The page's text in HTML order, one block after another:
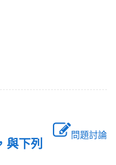
問題討論
與下列